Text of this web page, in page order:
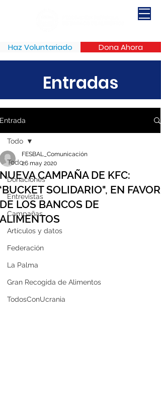
Haz Voluntariado Dona Ahora
Entradas
Entrada
Todo
Donaciones
Entrevistas
Campañas
Artículos y datos
Federación
La Palma
Gran Recogida de Alimentos
TodosConUcrania
Todo
NUEVA CAMPAÑA DE KFC:
‘BUCKET SOLIDARIO", EN FAVOR
DE LOS BANCOS DE
ALIMENTOS
FESBAL_Comunicación
26 may 2020